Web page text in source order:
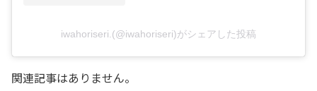
iwahoriseri.(@iwahoriseri)がシェアした投稿
関連記事はありません。